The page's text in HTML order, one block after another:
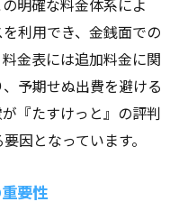
明確な料金体系によ
利用でき、金銭面での
金表には追加料金に関
予期せぬ出費を避ける
『たすけっと』の評判
因となっています。
要性